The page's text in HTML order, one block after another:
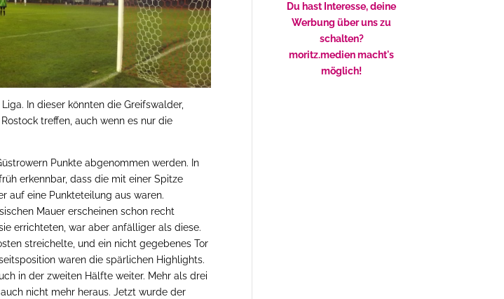
In dieser könnten die Greifswalder,
treffen, auch wenn es nur die
Punkte abgenommen werden. In
erkennbar, dass die mit einer Spitze
auf eine Punkteteilung aus waren.
Mauer erscheinen schon recht
errichteten, war aber anfälliger als diese.
streichelte, und ein nicht gegebenes Tor
waren die spärlichen Highlights.
in der zweiten Hälfte weiter. Mehr als drei
nicht mehr heraus. Jetzt wurde der
Du hast Interesse, deine
Werbung über uns zu
schalten?
moritz.medien macht's
möglich!